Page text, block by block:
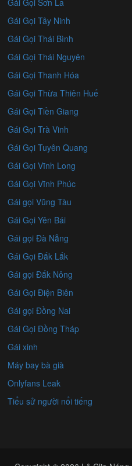
Gái Gọi Tây Ninh
Gái Gọi Thái Bình
Gái Gọi Thái Nguyên
Gái Gọi Thanh Hóa
Gái Gọi Thừa Thiên Huế
Gái Gọi Tiền Giang
Gái Gọi Trà Vinh
Gái Gọi Tuyên Quang
Gái Gọi Vĩnh Long
Gái Gọi Vĩnh Phúc
Gái gọi Vũng Tàu
Gái Gọi Yên Bái
Gái gọi Đà Nẵng
Gái Gọi Đắk Lắk
Gái gọi Đắk Nông
Gái Gọi Điện Biên
Gái gọi Đồng Nai
Gái Gọi Đồng Tháp
Gái xinh
Máy bay bà già
Onlyfans Leak
Tiểu sử người nổi tiếng